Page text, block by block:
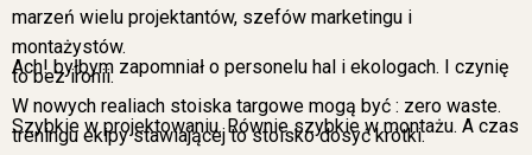
marzeń wielu projektantów, szefów marketingu i
montażystów.
Ach! byłbym zapomniał o personelu hal i ekologach. I czynię
to bez ironii.
W nowych realiach stoiska targowe mogą być : zero waste.
Szybkie w projektowaniu. Równie szybkie w montażu. A czas
treningu ekipy stawiającej to stoisko dosyć krótki.